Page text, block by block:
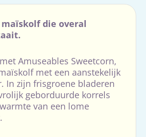
maïskolf die overal
Amuseables Sweetcorn,
met een aanstekelijk
In zijn frisgroene bladeren
geborduurde korrels
van een lome